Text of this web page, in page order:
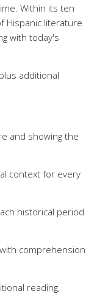
Within its ten
Hispanic literature
with today's
additional
and showing the
context for every
historical period
comprehension
reading,